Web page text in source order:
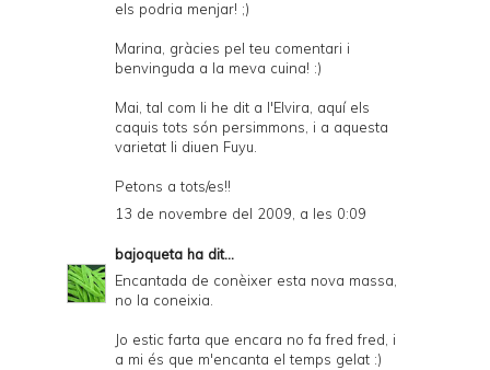
els podria menjar! ;)
Marina, gràcies pel teu comentari i
benvinguda a la meva cuina! :)
Mai, tal com li he dit a l'Elvira, aquí els
caquis tots són persimmons, i a aquesta
varietat li diuen Fuyu.
Petons a tots/es!!
13 de novembre del 2009, a les 0:09
bajoqueta ha dit...
Encantada de conèixer esta nova massa,
no la coneixia.
Jo estic farta que encara no fa fred fred, i
a mi és que m'encanta el temps gelat :)